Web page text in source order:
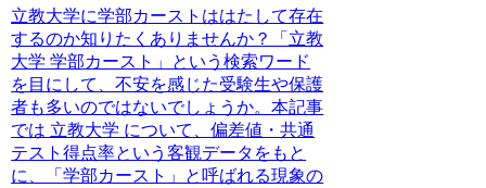
立教大学に学部カーストははたして存在
するのか知りたくありませんか？「立教
大学 学部カースト」という検索ワード
を目にして、不安を感じた受験生や保護
者も多いのではないでしょうか。本記事
では 立教大学 について、偏差値・共通
テスト得点率という客観データをもと
に、「学部カースト」と呼ばれる現象の